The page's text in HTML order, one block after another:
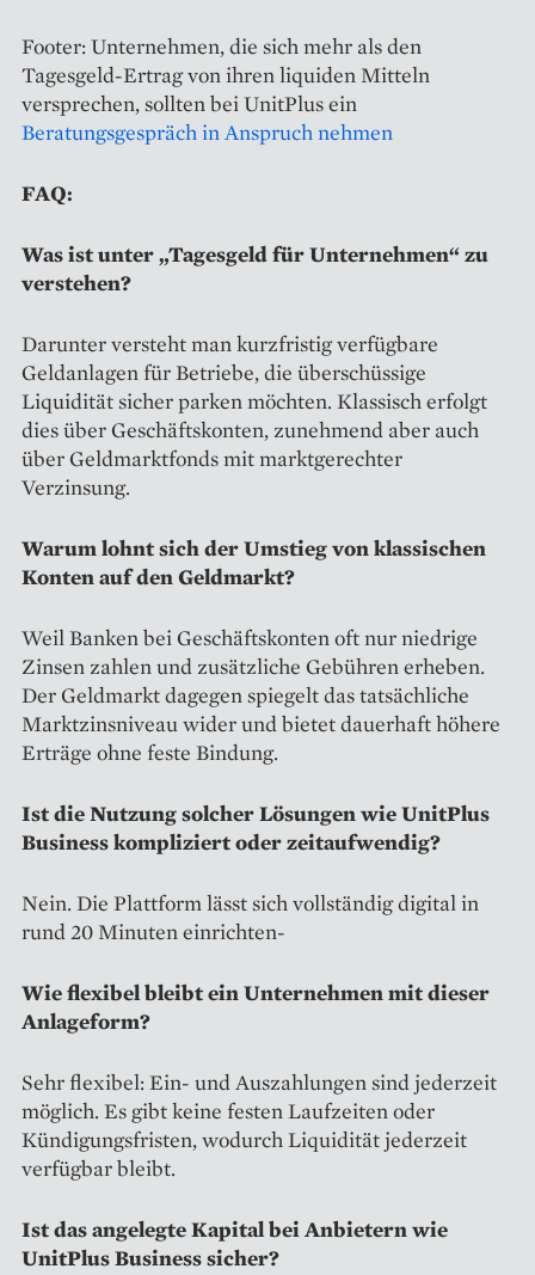
Footer: Unternehmen, die sich mehr als den
Tagesgeld-Ertrag von ihren liquiden Mitteln
versprechen, sollten bei UnitPlus ein
Beratungsgespräch in Anspruch nehmen
FAQ:
Was ist unter „Tagesgeld für Unternehmen“ zu
verstehen?
Darunter versteht man kurzfristig verfügbare
Geldanlagen für Betriebe, die überschüssige
Liquidität sicher parken möchten. Klassisch erfolgt
dies über Geschäftskonten, zunehmend aber auch
über Geldmarktfonds mit marktgerechter
Verzinsung.
Warum lohnt sich der Umstieg von klassischen
Konten auf den Geldmarkt?
Weil Banken bei Geschäftskonten oft nur niedrige
Zinsen zahlen und zusätzliche Gebühren erheben.
Der Geldmarkt dagegen spiegelt das tatsächliche
Marktzinsniveau wider und bietet dauerhaft höhere
Erträge ohne feste Bindung.
Ist die Nutzung solcher Lösungen wie UnitPlus
Business kompliziert oder zeitaufwendig?
Nein. Die Plattform lässt sich vollständig digital in
rund 20 Minuten einrichten-
Wie flexibel bleibt ein Unternehmen mit dieser
Anlageform?
Sehr flexibel: Ein- und Auszahlungen sind jederzeit
möglich. Es gibt keine festen Laufzeiten oder
Kündigungsfristen, wodurch Liquidität jederzeit
verfügbar bleibt.
Ist das angelegte Kapital bei Anbietern wie
UnitPlus Business sicher?